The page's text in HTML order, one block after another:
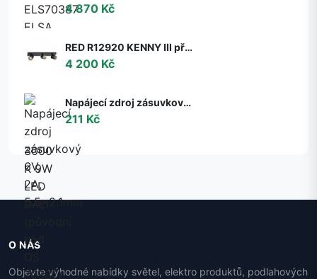
4 870 Kč
RED R12920 KENNY III přisazená černá/zlatá 230V GU10 3x35W - RED - DESIGN RENDL
4 200 Kč
Napájecí zdroj zásuvkový 6V, 2A, 5.5x2.1mm
211 Kč
O NÁS
Objevte výhodné nabídky světel, elektro produktů, podlahových